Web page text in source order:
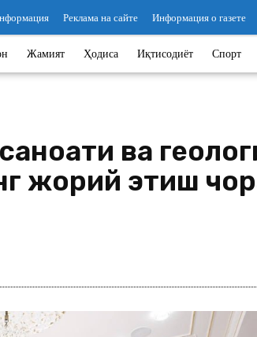
Реклама на сайте Информация о газете
Жамият Ҳодиса Иқтисодиёт Спорт
ва
жорий этиш